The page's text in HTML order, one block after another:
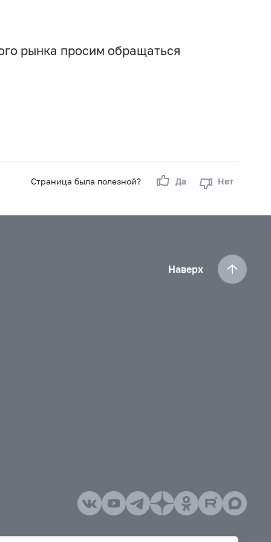
рынка просим обращаться
Страница была полезной? Да Нет
Наверх